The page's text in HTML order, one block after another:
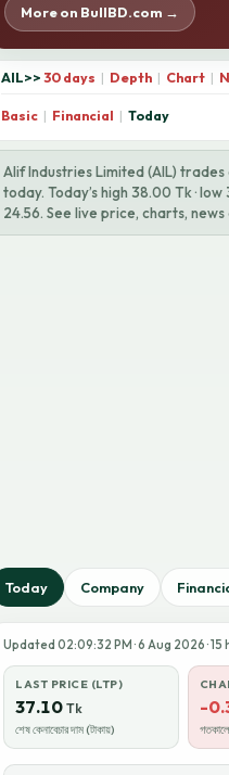
More on BullBD.com →
AIL>> 30 days | Depth | Chart |
Basic | Financial | Today
Alif Industries Limited (AIL) trades
today. Today’s high 38.00 Tk ·
24.56. See live price, charts,
Today Company
Updated 02:09:32 PM · 6 Aug 2026 · 15
LAST PRICE (LTP)
37.10 Tk
শেষ কেনাবেচার দাম (টাকায়)
-